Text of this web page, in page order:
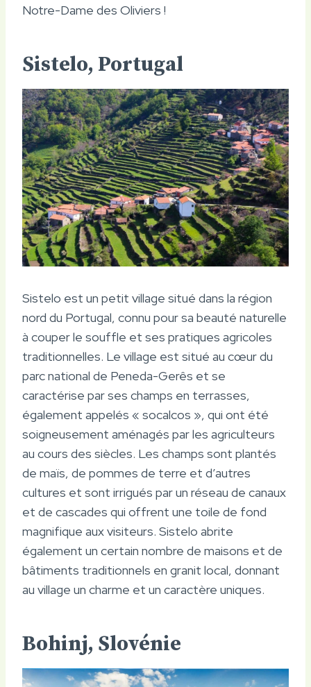
Notre-Dame des Oliviers !
Sistelo, Portugal
Sistelo est un petit village situé dans la région
nord du Portugal, connu pour sa beauté naturelle
à couper le souffle et ses pratiques agricoles
traditionnelles. Le village est situé au cœur du
parc national de Peneda-Gerês et se
caractérise par ses champs en terrasses,
également appelés « socalcos », qui ont été
soigneusement aménagés par les agriculteurs
au cours des siècles. Les champs sont plantés
de maïs, de pommes de terre et d’autres
cultures et sont irrigués par un réseau de canaux
et de cascades qui offrent une toile de fond
magnifique aux visiteurs. Sistelo abrite
également un certain nombre de maisons et de
bâtiments traditionnels en granit local, donnant
au village un charme et un caractère uniques.
Bohinj, Slovénie